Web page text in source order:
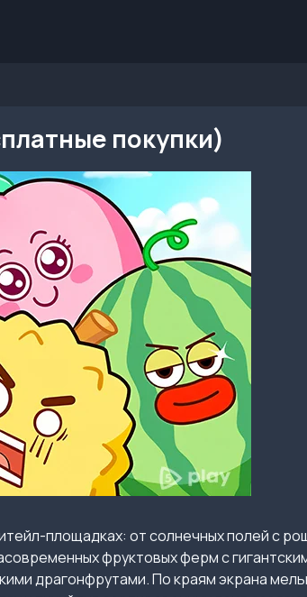
покупки)
площадках: от солнечных полей с
фруктовых ферм с
драгонфрутами. По краям экрана